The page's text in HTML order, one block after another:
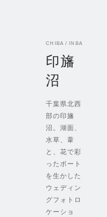
CHIBA / INBA
印旛
沼
千葉県北西
部の印旛
沼。湖面、
水草、葦
と、花で彩
ったボート
を生かした
ウェディン
グフォトロ
ケーショ